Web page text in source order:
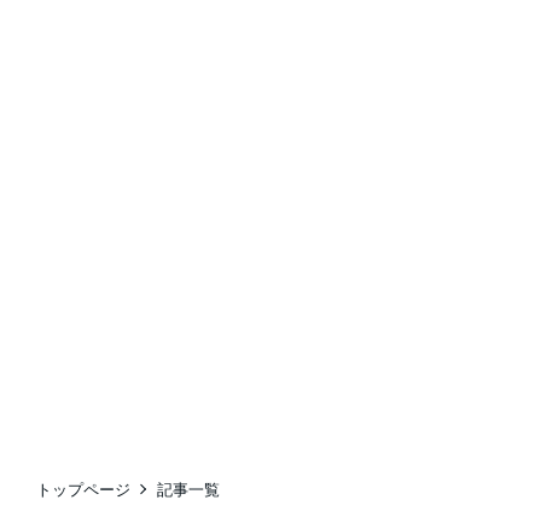
トップページ 記事一覧